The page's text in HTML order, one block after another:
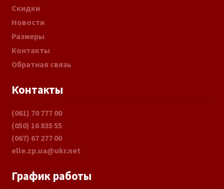
Скидки
Новости
Размеры
Контакты
Обратная связь
Контакты
(061) 70 777 00
(050) 16 835 55
(067) 67 277 00
elle.zp.ua@ukr.net
График работы